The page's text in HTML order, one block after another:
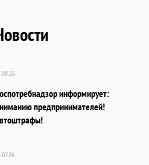
информирует:
предпринимателей!